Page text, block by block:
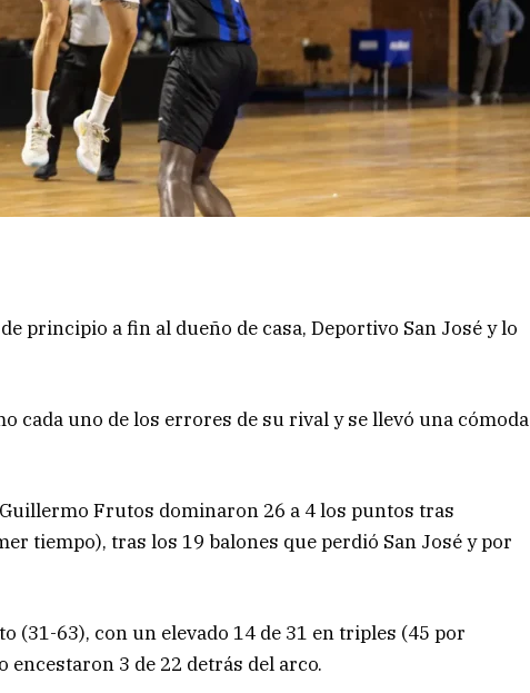
principio a fin al dueño de casa, Deportivo San José y lo
cada uno de los errores de su rival y se llevó una cómoda
Frutos dominaron 26 a 4 los puntos tras
tiempo), tras los 19 balones que perdió San José y por
(31-63), con un elevado 14 de 31 en triples (45 por
3 de 22 detrás del arco.